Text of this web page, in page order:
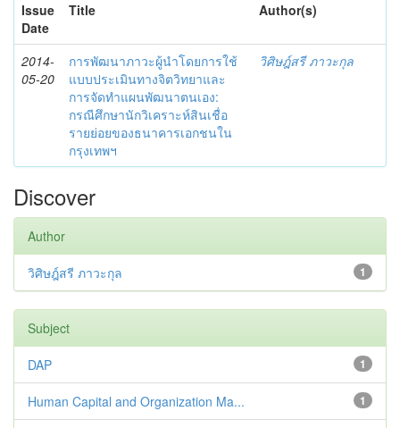
Issue
Date
Title Author(s)
2014-
05-20
การพัฒนาภาวะผู้นำโดยการใช้
แบบประเมินทางจิตวิทยาและ
การจัดทำแผนพัฒนาตนเอง:
กรณีศึกษานักวิเคราะห์สินเชื่อ
รายย่อยของธนาคารเอกชนใน
กรุงเทพฯ
วิศิษฎ์สรี ภาวะกุล
Discover
Author
1
วิศิษฎ์สรี ภาวะกุล
Subject
1
DAP
1
Human Capital and Organization Ma...